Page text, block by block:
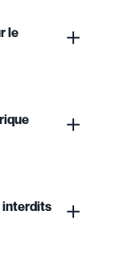
le
interdits